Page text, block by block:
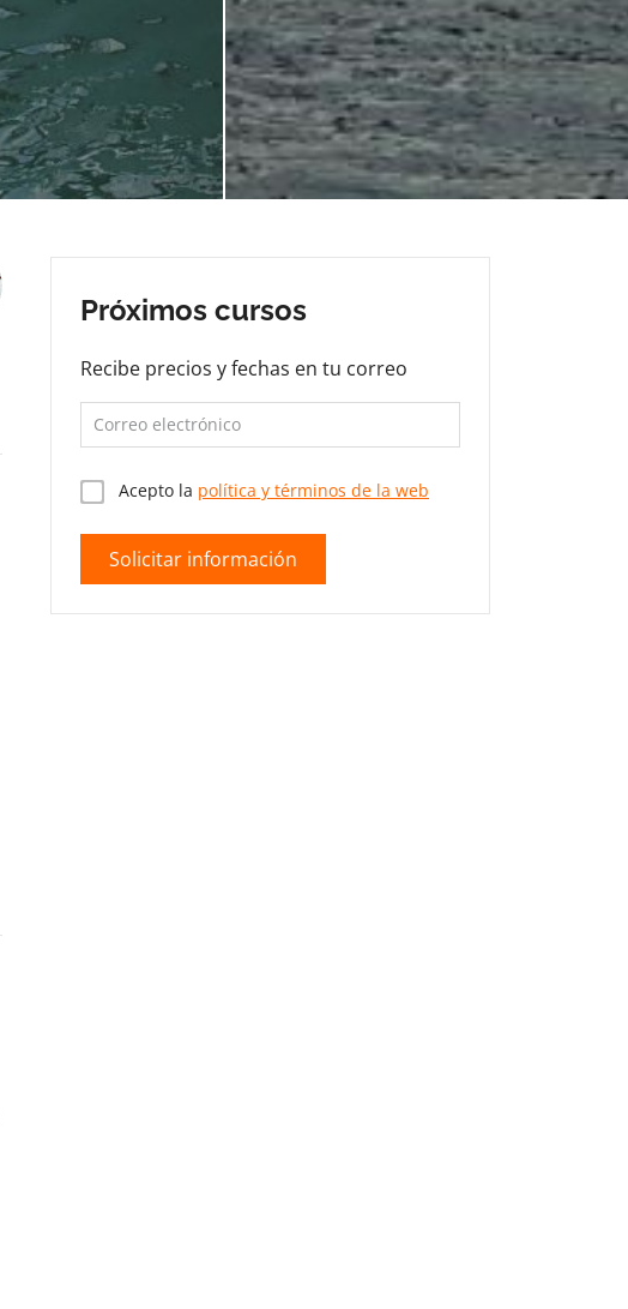
Próximos cursos
Recibe precios y fechas en tu correo
Acepto la política y términos de la web